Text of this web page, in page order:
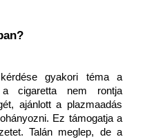
gyakori téma a
a cigaretta nem rontja
ajánlott a plazmaadás
Ez támogatja a
Talán meglep, de a